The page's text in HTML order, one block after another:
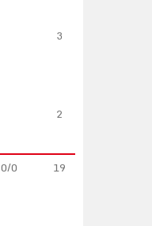
3
2
0/0 19